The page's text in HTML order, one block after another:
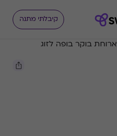
קיבלתי מתנה
ארוחת בוקר בופה לזוג